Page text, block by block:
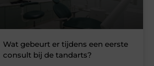
Wat gebeurt er tijdens een eerste
consult bij de tandarts?